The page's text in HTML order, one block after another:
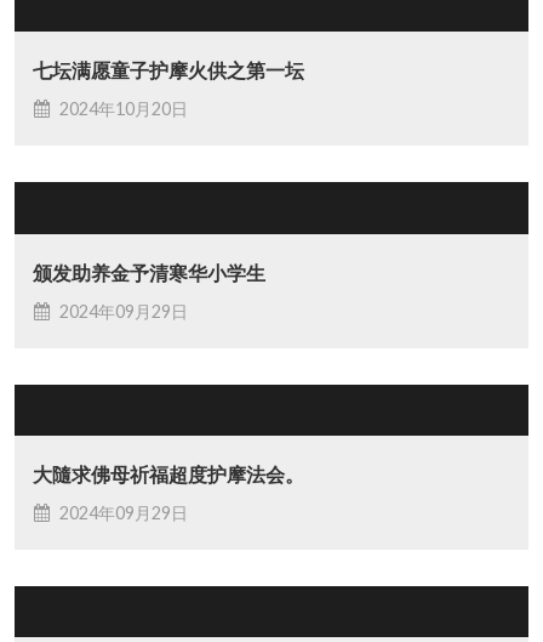
七坛满愿童子护摩火供之第一坛
2024年10月20日
颁发助养金予清寒华小学生
2024年09月29日
大隨求佛母祈福超度护摩法会。
2024年09月29日